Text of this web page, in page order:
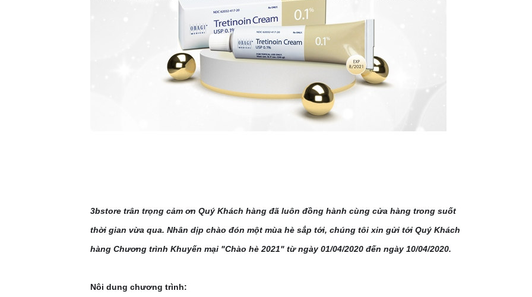
3bstore trân trọng cảm ơn Quý Khách hàng đã luôn đồng hành cùng cửa hàng trong suốt
thời gian vừa qua. Nhân dịp chào đón một mùa hè sắp tới, chúng tôi xin gửi tới Quý Khách
hàng Chương trình Khuyến mại "Chào hè 2021" từ ngày 01/04/2020 đến ngày 10/04/2020.
Nôi dung chương trình: